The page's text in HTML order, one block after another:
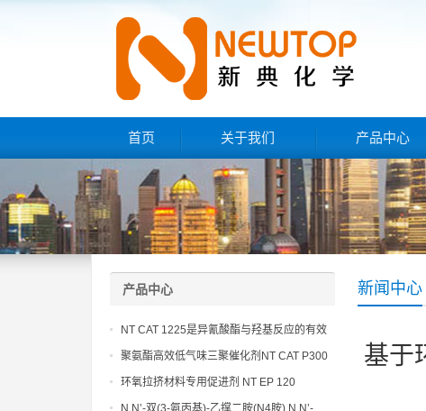
首页 关于我们 产品中心
新闻中心
基于
产品中心
NT CAT 1225是异氰酸酯与羟基反应的有效
催化剂
聚氨酯高效低气味三聚催化剂NT CAT P300
环氧拉挤材料专用促进剂 NT EP 120
N,N’-双(3-氨丙基)-乙撑二胺(N4胺) N,N’-